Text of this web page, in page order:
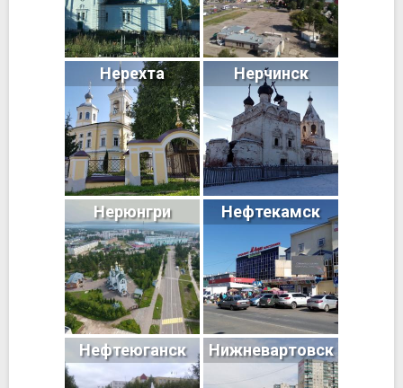
Нерехта Нерчинск
Нерюнгри Нефтекамск
Нефтеюганск Нижневартовск